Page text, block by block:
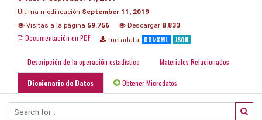
Última modificación September 11, 2019
Visitas a la página 59.756 Descargar 8.833
Documentación en PDF metadata DDI/XML JSON
Descripción de la operación estadística Materiales Relacionados
Diccionario de Datos Obtener Microdatos